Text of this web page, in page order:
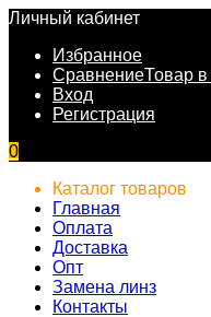
Личный кабинет
Избранное
СравнениеТовар
Вход
Регистрация
0
Каталог товаров
Главная
Оплата
Доставка
Опт
Замена линз
Контакты